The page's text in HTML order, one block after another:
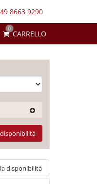
8663 9290
0
CARRELLO
disponibilità